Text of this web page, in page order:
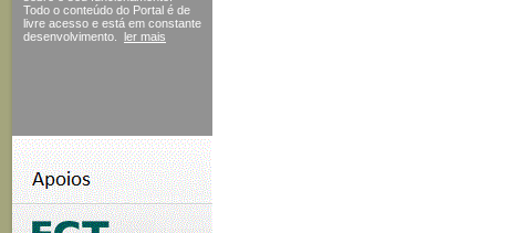
Todo o conteúdo do Portal é de
livre acesso e está em constante
desenvolvimento.
ler mais